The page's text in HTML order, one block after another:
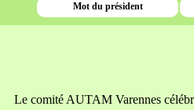
Sauter le menu
Mot du président
Le comité AUTAM Varennes